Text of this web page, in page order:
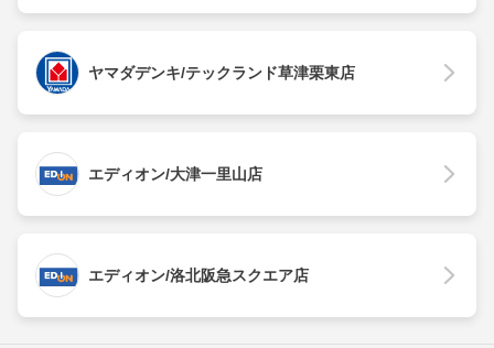
ヤマダデンキ/テックランド草津栗東店
エディオン/大津一里山店
エディオン/洛北阪急スクエア店